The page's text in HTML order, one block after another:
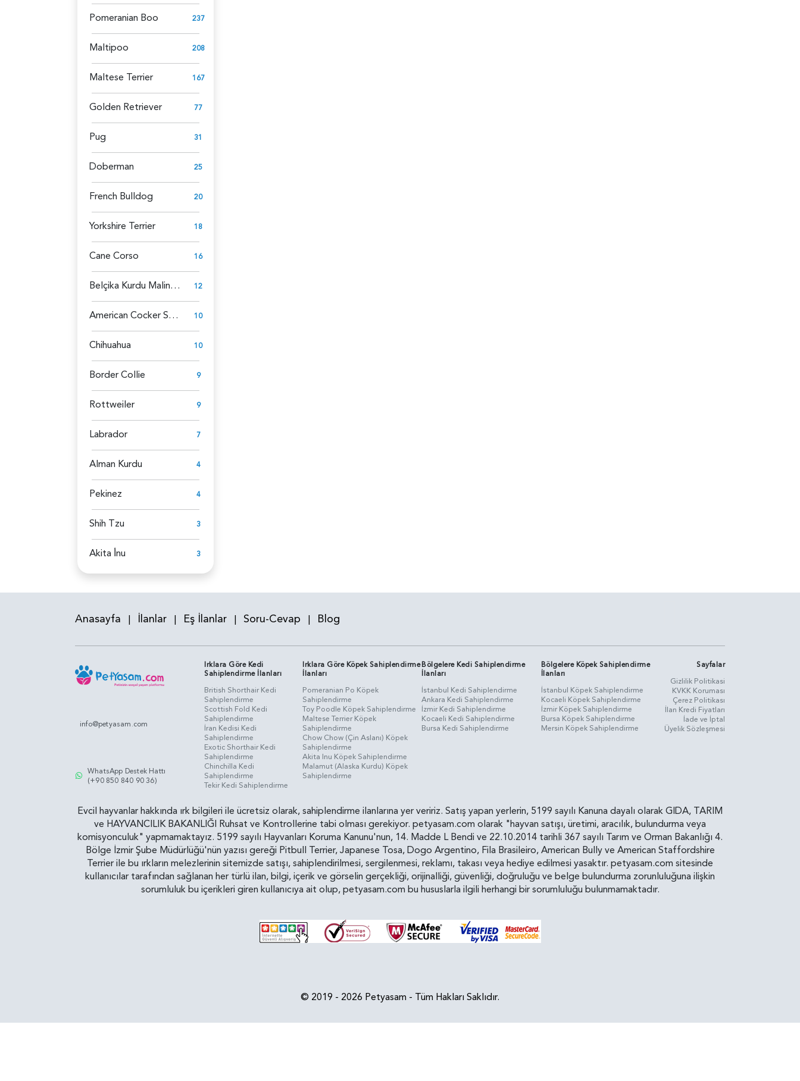
Pomeranian Boo 237
Maltipoo 208
Maltese Terrier 167
Golden Retriever 77
Pug 31
Doberman 25
French Bulldog 20
Yorkshire Terrier 18
Cane Corso 16
Belçika Kurdu Malinois 12
American Cocker Spaniel 10
Chihuahua 10
Border Collie 9
Rottweiler 9
Labrador 7
Alman Kurdu 4
Pekinez 4
Shih Tzu 3
Akita İ̇nu 3
Anasayfa | İlanlar | Eş İlanlar | Soru-Cevap | Blog
info@petyasam.com
WhatsApp Destek Hattı
(+90 850 840 90 36)
Irklara Göre Kedi
Sahiplendirme İlanları
British Shorthair Kedi
Sahiplendirme
Scottish Fold Kedi
Sahiplendirme
İran Kedisi Kedi
Sahiplendirme
Exotic Shorthair Kedi
Sahiplendirme
Chinchilla Kedi
Sahiplendirme
Tekir Kedi Sahiplendirme
Irklara Göre Köpek Sahiplendirme
İlanları
Pomeranian Po Köpek
Sahiplendirme
Toy Poodle Köpek Sahiplendirme
Maltese Terrier Köpek
Sahiplendirme
Chow Chow (Çin Aslanı) Köpek
Sahiplendirme
Akita Inu Köpek Sahiplendirme
Malamut (Alaska Kurdu) Köpek
Sahiplendirme
Bölgelere Kedi Sahiplendirme
İlanları
İstanbul Kedi Sahiplendirme
Ankara Kedi Sahiplendirme
İzmir Kedi Sahiplendirme
Kocaeli Kedi Sahiplendirme
Bursa Kedi Sahiplendirme
Bölgelere Köpek Sahiplendirme
İlanları
İstanbul Köpek Sahiplendirme
Kocaeli Köpek Sahiplendirme
İzmir Köpek Sahiplendirme
Bursa Köpek Sahiplendirme
Mersin Köpek Sahiplendirme
Sayfalar
Gizlilik Politikasi
KVKK Koruması
Çerez Politikası
İlan Kredi Fiyatları
İade ve İptal
Üyelik Sözleşmesi
Evcil hayvanlar hakkında ırk bilgileri ile ücretsiz olarak, sahiplendirme ilanlarına yer veririz. Satış yapan yerlerin, 5199 sayılı Kanuna dayalı olarak GIDA, TARIM
ve HAYVANCILIK BAKANLIĞI Ruhsat ve Kontrollerine tabi olması gerekiyor. petyasam.com olarak "hayvan satışı, üretimi, aracılık, bulundurma veya
komisyonculuk" yapmamaktayız. 5199 sayılı Hayvanları Koruma Kanunu'nun, 14. Madde L Bendi ve 22.10.2014 tarihli 367 sayılı Tarım ve Orman Bakanlığı 4.
Bölge İzmir Şube Müdürlüğü'nün yazısı gereği Pitbull Terrier, Japanese Tosa, Dogo Argentino, Fila Brasileiro, American Bully ve American Staffordshire
Terrier ile bu ırkların melezlerinin sitemizde satışı, sahiplendirilmesi, sergilenmesi, reklamı, takası veya hediye edilmesi yasaktır. petyasam.com sitesinde
kullanıcılar tarafından sağlanan her türlü ilan, bilgi, içerik ve görselin gerçekliği, orijinalliği, güvenliği, doğruluğu ve belge bulundurma zorunluluğuna ilişkin
sorumluluk bu içerikleri giren kullanıcıya ait olup, petyasam.com bu hususlarla ilgili herhangi bir sorumluluğu bulunmamaktadır.
© 2019 - 2026 Petyasam - Tüm Hakları Saklıdır.